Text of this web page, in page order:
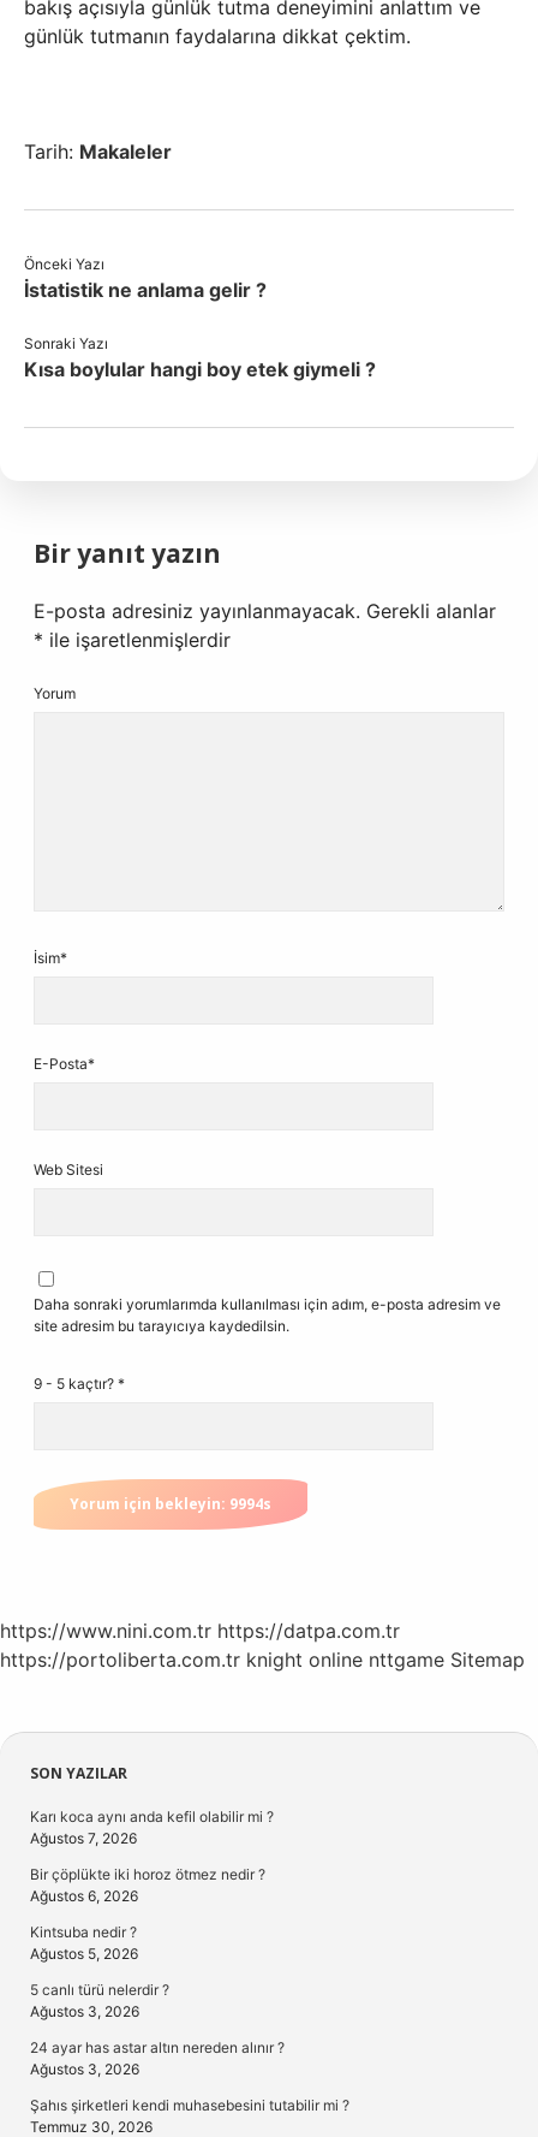
bakış açısıyla günlük tutma deneyimini anlattım ve
günlük tutmanın faydalarına dikkat çektim.
Tarih: Makaleler
Önceki Yazı
İstatistik ne anlama gelir ?
Sonraki Yazı
Kısa boylular hangi boy etek giymeli ?
Bir yanıt yazın
E-posta adresiniz yayınlanmayacak. Gerekli alanlar
* ile işaretlenmişlerdir
Yorum
İsim*
E-Posta*
Web Sitesi
Daha sonraki yorumlarımda kullanılması için adım, e-posta adresim ve
site adresim bu tarayıcıya kaydedilsin.
9 - 5 kaçtır? *
https://www.nini.com.tr https://datpa.com.tr
https://portoliberta.com.tr knight online nttgame Sitemap
Sidebar
SON YAZILAR
Karı koca aynı anda kefil olabilir mi ?
Ağustos 7, 2026
Bir çöplükte iki horoz ötmez nedir ?
Ağustos 6, 2026
Kintsuba nedir ?
Ağustos 5, 2026
5 canlı türü nelerdir ?
Ağustos 3, 2026
24 ayar has astar altın nereden alınır ?
Ağustos 3, 2026
Şahıs şirketleri kendi muhasebesini tutabilir mi ?
Temmuz 30, 2026